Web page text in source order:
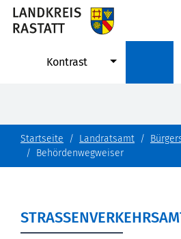
Kontrast
Startseite Landratsamt
Behördenwegweiser
STRASSENVERKEHRSAMT